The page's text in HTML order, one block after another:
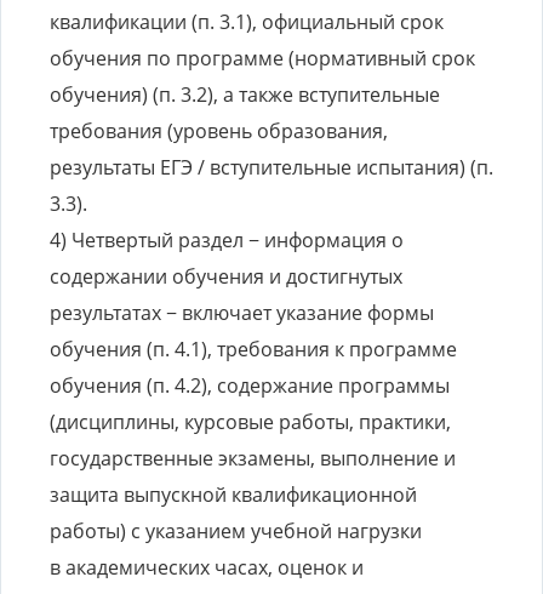
квалификации (п. 3.1), официальный срок
обучения по программе (нормативный срок
обучения) (п. 3.2), а также вступительные
требования (уровень образования,
результаты ЕГЭ / вступительные испытания) (п.
3.3).
4) Четвертый раздел − информация о
содержании обучения и достигнутых
результатах − включает указание формы
обучения (п. 4.1), требования к программе
обучения (п. 4.2), содержание программы
(дисциплины, курсовые работы, практики,
государственные экзамены, выполнение и
защита выпускной квалификационной
работы) с указанием учебной нагрузки
в академических часах, оценок и